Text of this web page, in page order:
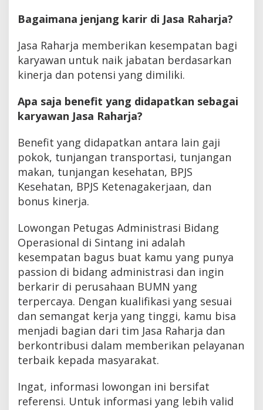
Bagaimana jenjang karir di Jasa Raharja?
Jasa Raharja memberikan kesempatan bagi
karyawan untuk naik jabatan berdasarkan
kinerja dan potensi yang dimiliki.
Apa saja benefit yang didapatkan sebagai
karyawan Jasa Raharja?
Benefit yang didapatkan antara lain gaji
pokok, tunjangan transportasi, tunjangan
makan, tunjangan kesehatan, BPJS
Kesehatan, BPJS Ketenagakerjaan, dan
bonus kinerja.
Lowongan Petugas Administrasi Bidang
Operasional di Sintang ini adalah
kesempatan bagus buat kamu yang punya
passion di bidang administrasi dan ingin
berkarir di perusahaan BUMN yang
terpercaya. Dengan kualifikasi yang sesuai
dan semangat kerja yang tinggi, kamu bisa
menjadi bagian dari tim Jasa Raharja dan
berkontribusi dalam memberikan pelayanan
terbaik kepada masyarakat.
Ingat, informasi lowongan ini bersifat
referensi. Untuk informasi yang lebih valid